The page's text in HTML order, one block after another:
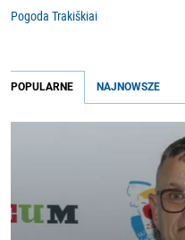
Pogoda Trakiškiai
POPULARNE NAJNOWSZE